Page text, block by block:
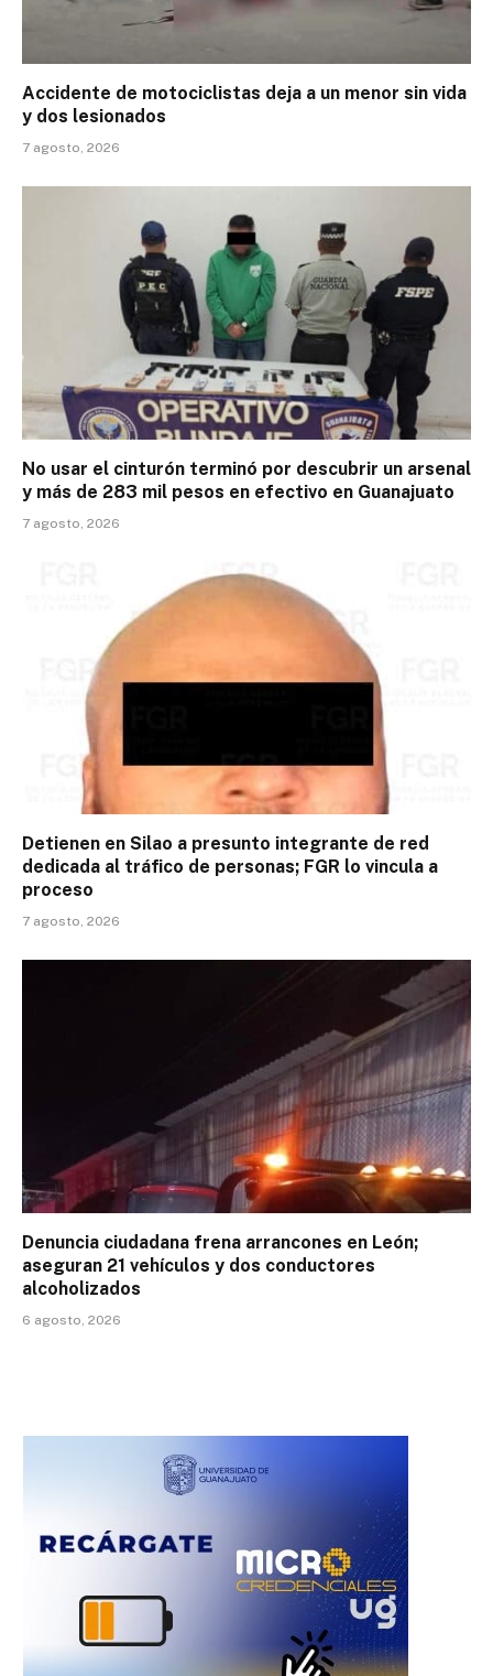
Accidente de motociclistas deja a un menor sin vida
y dos lesionados
7 agosto, 2026
No usar el cinturón terminó por descubrir un arsenal
y más de 283 mil pesos en efectivo en Guanajuato
7 agosto, 2026
Detienen en Silao a presunto integrante de red
dedicada al tráfico de personas; FGR lo vincula a
proceso
7 agosto, 2026
Denuncia ciudadana frena arrancones en León;
aseguran 21 vehículos y dos conductores
alcoholizados
6 agosto, 2026